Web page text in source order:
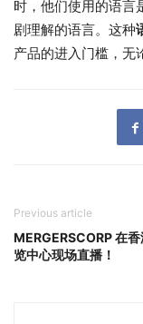
时，他们使用的语言
剧理解的语言。这种
产品的进入门槛，无
Previous article
MERGERSCORP 在
览中心现场直播！